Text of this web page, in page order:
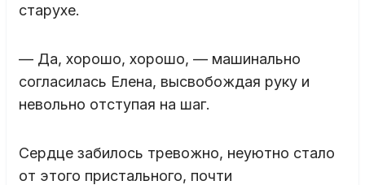
старухе.
— Да, хорошо, хорошо, — машинально
согласилась Елена, высвобождая руку и
невольно отступая на шаг.
Сердце забилось тревожно, неуютно стало
от этого пристального, почти